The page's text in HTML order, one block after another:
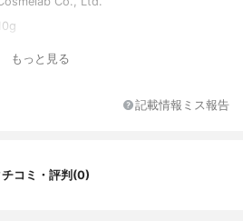
もっと見る
記載情報ミス報告
チコミ・評判(0)